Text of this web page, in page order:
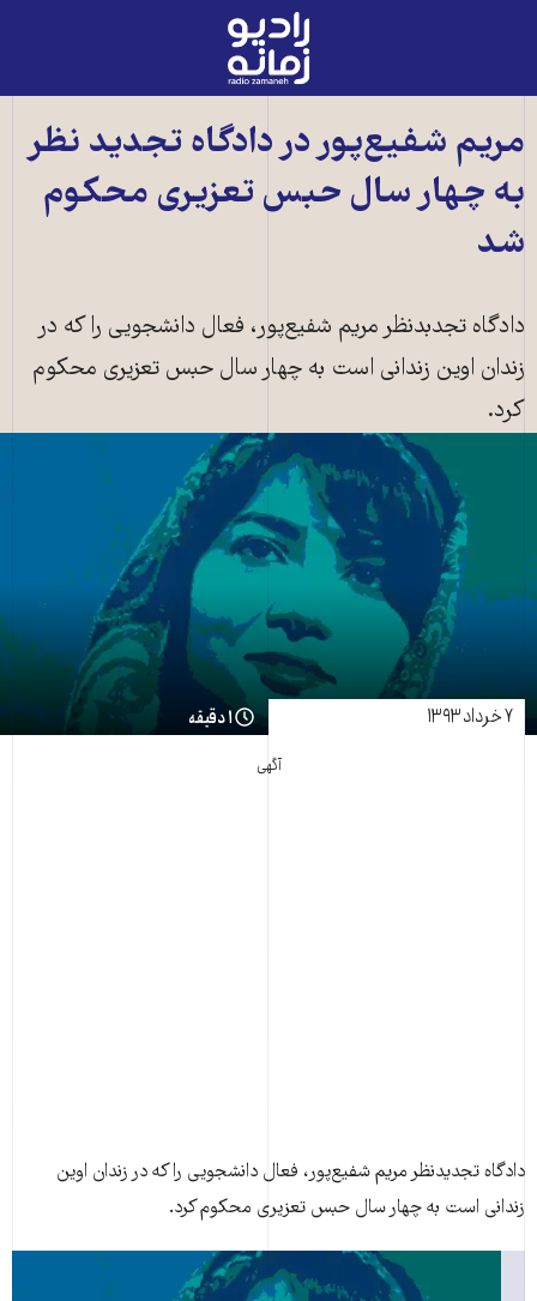
رادیو
زمانه
صفحه
اصلی
مريم شفيع‌پور‬ در دادگاه تجديد نظر
به چهار سال حبس تعزيری محکوم
شد
دادگاه تجدبدنظر مريم شفيع‌پور، فعال دانشجويی را که در
زندان اوین زندانی است به چهار سال حبس تعزيری محکوم
کرد.
۷ خرداد ۱۳۹۳ ۱ دقیقه
آگهی
دادگاه تجدیدنظر مريم شفيع‌پور، فعال دانشجويی را که در زندان اوین
زندانی است به چهار سال حبس تعزيری محکوم کرد.